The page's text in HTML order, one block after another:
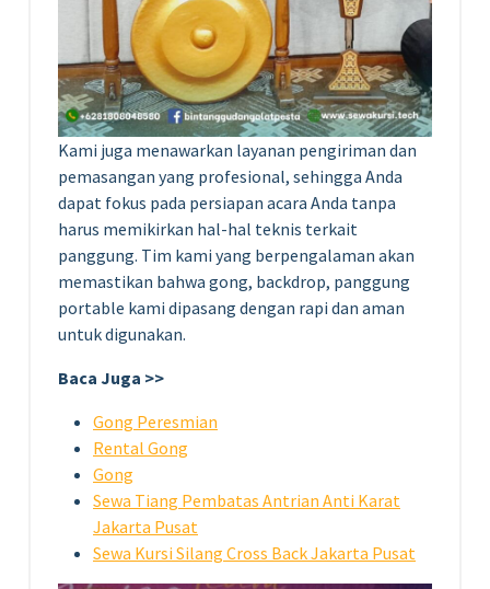
Kami juga menawarkan layanan pengiriman dan
pemasangan yang profesional, sehingga Anda
dapat fokus pada persiapan acara Anda tanpa
harus memikirkan hal-hal teknis terkait
panggung. Tim kami yang berpengalaman akan
memastikan bahwa gong, backdrop, panggung
portable kami dipasang dengan rapi dan aman
untuk digunakan.
Baca Juga >>
Gong Peresmian
Rental Gong
Gong
Sewa Tiang Pembatas Antrian Anti Karat
Jakarta Pusat
Sewa Kursi Silang Cross Back Jakarta Pusat